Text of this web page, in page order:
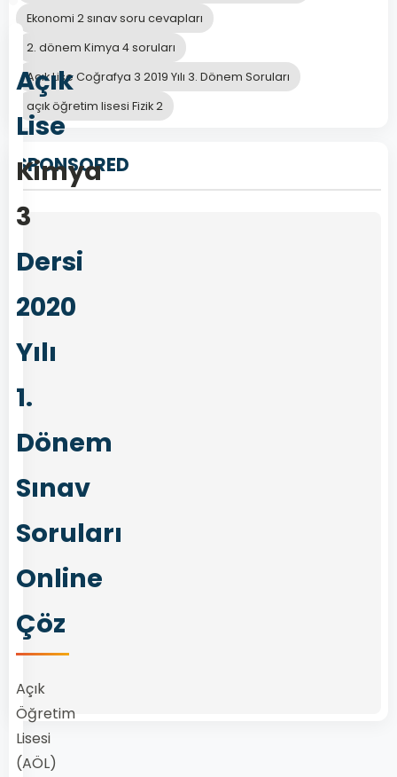
Açık
Lise
Kimya
3
Dersi
2020
Yılı
1.
Dönem
Sınav
Soruları
Online
Çöz
Açık
Öğretim
Lisesi
(AÖL)
Ekonomi 2 sınav soru cevapları
2. dönem Kimya 4 soruları
Açık Lise Coğrafya 3 2019 Yılı 3. Dönem Soruları
açık öğretim lisesi Fizik 2
SPONSORED